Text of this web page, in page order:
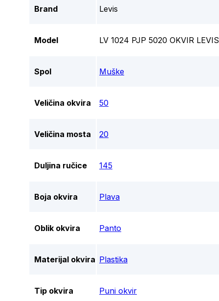
Brand Levis
Model LV 1024 PJP 5020 OKVIR LEVIS
Spol Muške
Veličina okvira 50
Veličina mosta 20
Duljina ručice 145
Boja okvira Plava
Oblik okvira Panto
Materijal okvira Plastika
Tip okvira Puni okvir